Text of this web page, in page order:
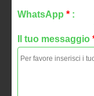
WhatsApp * :
Il tuo messaggio